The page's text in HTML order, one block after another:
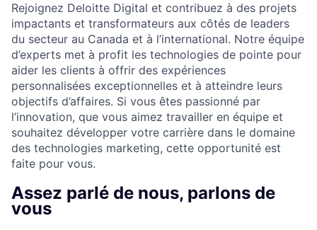
Rejoignez Deloitte Digital et contribuez à des projets
impactants et transformateurs aux côtés de leaders
du secteur au Canada et à l’international. Notre équipe
d’experts met à profit les technologies de pointe pour
aider les clients à offrir des expériences
personnalisées exceptionnelles et à atteindre leurs
objectifs d’affaires. Si vous êtes passionné par
l’innovation, que vous aimez travailler en équipe et
souhaitez développer votre carrière dans le domaine
des technologies marketing, cette opportunité est
faite pour vous.
Assez parlé de nous, parlons de
vous